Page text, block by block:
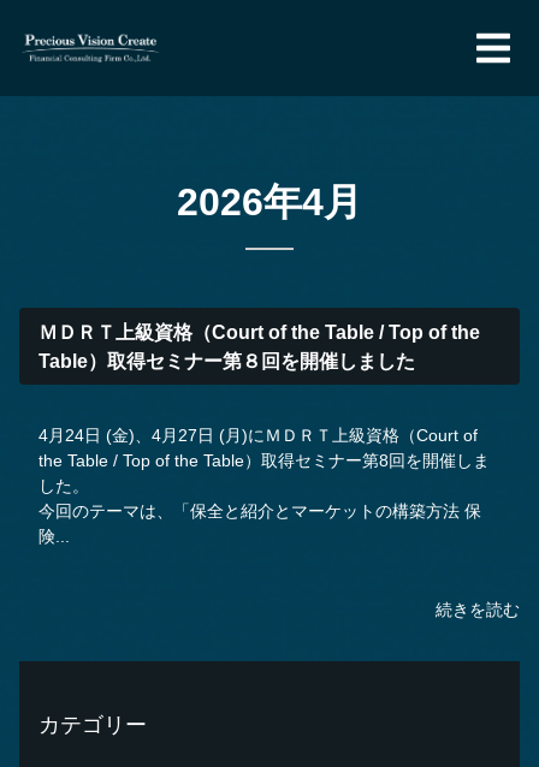
2026年4月
ＭＤＲＴ上級資格（Court of the Table / Top of the
Table）取得セミナー第８回を開催しました
4月24日 (金)、4月27日 (月)にＭＤＲＴ上級資格（Court of
the Table / Top of the Table）取得セミナー第8回を開催しま
した。
今回のテーマは、「保全と紹介とマーケットの構築方法 保
険...
続きを読む
カテゴリー